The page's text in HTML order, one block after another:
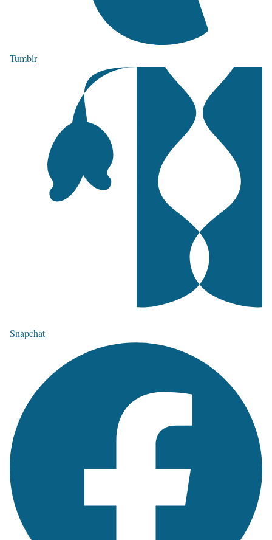
Tumblr
Snapchat